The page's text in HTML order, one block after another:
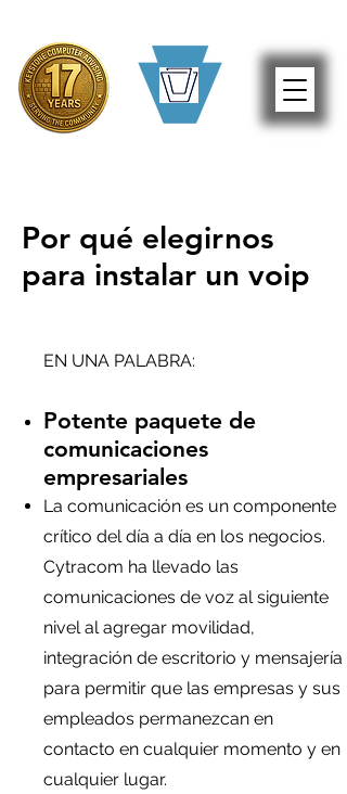
Por qué elegirnos
para instalar un voip
EN UNA PALABRA:
Potente paquete de
comunicaciones
empresariales
La comunicación es un componente
crítico del día a día en los negocios.
Cytracom ha llevado las
comunicaciones de voz al siguiente
nivel al agregar movilidad,
integración de escritorio y mensajería
para permitir que las empresas y sus
empleados permanezcan en
contacto en cualquier momento y en
cualquier lugar.